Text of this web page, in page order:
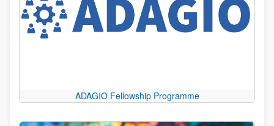
ADAGIO Fellowship Programme